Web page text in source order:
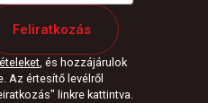
Feliratkozás
, és hozzájárulok
Az értesítő levélről
linkre kattintva.